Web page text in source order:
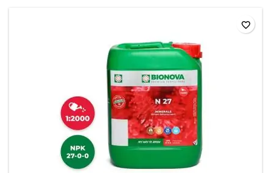
favorite_border